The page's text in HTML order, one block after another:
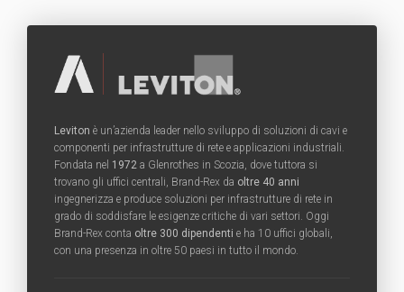
Leviton è un’azienda leader nello sviluppo di soluzioni di cavi e
componenti per infrastrutture di rete e applicazioni industriali.
Fondata nel 1972 a Glenrothes in Scozia, dove tuttora si
trovano gli uffici centrali, Brand-Rex da oltre 40 anni
ingegnerizza e produce soluzioni per infrastrutture di rete in
grado di soddisfare le esigenze critiche di vari settori. Oggi
Brand-Rex conta oltre 300 dipendenti e ha 10 uffici globali,
con una presenza in oltre 50 paesi in tutto il mondo.